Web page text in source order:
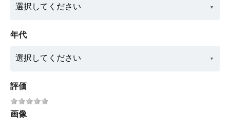
年代
評価
画像